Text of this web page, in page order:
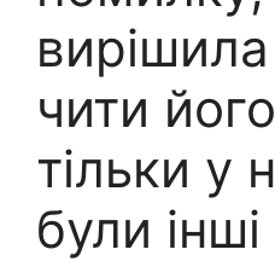
чити
тільки у
були